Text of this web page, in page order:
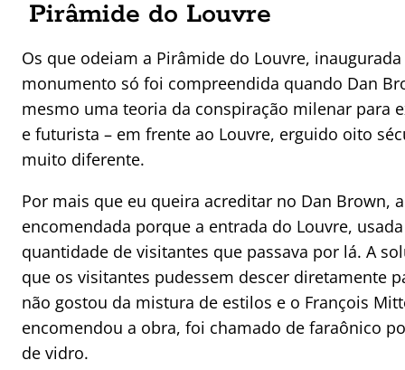
Pirâmide do Louvre
Os que odeiam a Pirâmide do Louvre,
monumento só foi compreendida quando Dan
mesmo uma teoria da conspiração milenar para
e futurista – em frente ao Louvre, erguido oito
muito diferente.
Por mais que eu queira acreditar no Dan Brown,
encomendada porque a entrada do Louvre,
quantidade de visitantes que passava por lá. A
que os visitantes pudessem descer diretamente
não gostou da mistura de estilos e o François
encomendou a obra, foi chamado de faraônico
de vidro.